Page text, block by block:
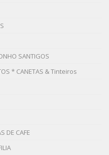
SANTIGOS
* CANETAS & Tinteiros
DE CAFE